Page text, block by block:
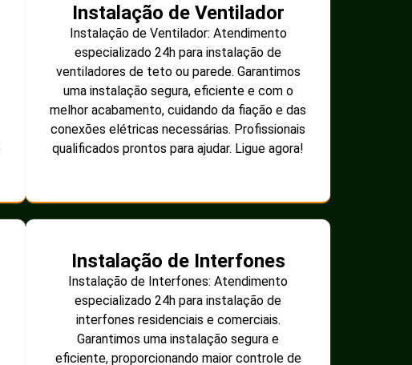
Instalação de Ventilador
Instalação de Ventilador: Atendimento
especializado 24h para instalação de
ventiladores de teto ou parede. Garantimos
uma instalação segura, eficiente e com o
melhor acabamento, cuidando da fiação e das
conexões elétricas necessárias. Profissionais
qualificados prontos para ajudar. Ligue agora!
Instalação de Interfones
Instalação de Interfones: Atendimento
especializado 24h para instalação de
interfones residenciais e comerciais.
Garantimos uma instalação segura e
eficiente, proporcionando maior controle de